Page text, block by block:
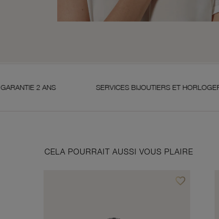
SERVICES BIJOUTIERS ET HORLOGERS
CELA POURRAIT AUSSI VOUS PLAIRE
favorite_borderAjouter à vos